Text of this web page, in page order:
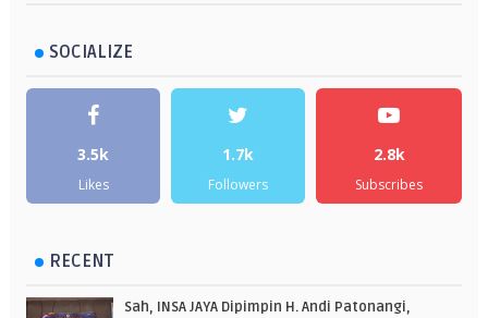
SOCIALIZE
3.5k
Likes
1.7k
Followers
2.8k
Subscribes
RECENT
Sah, INSA JAYA Dipimpin H. Andi Patonangi,